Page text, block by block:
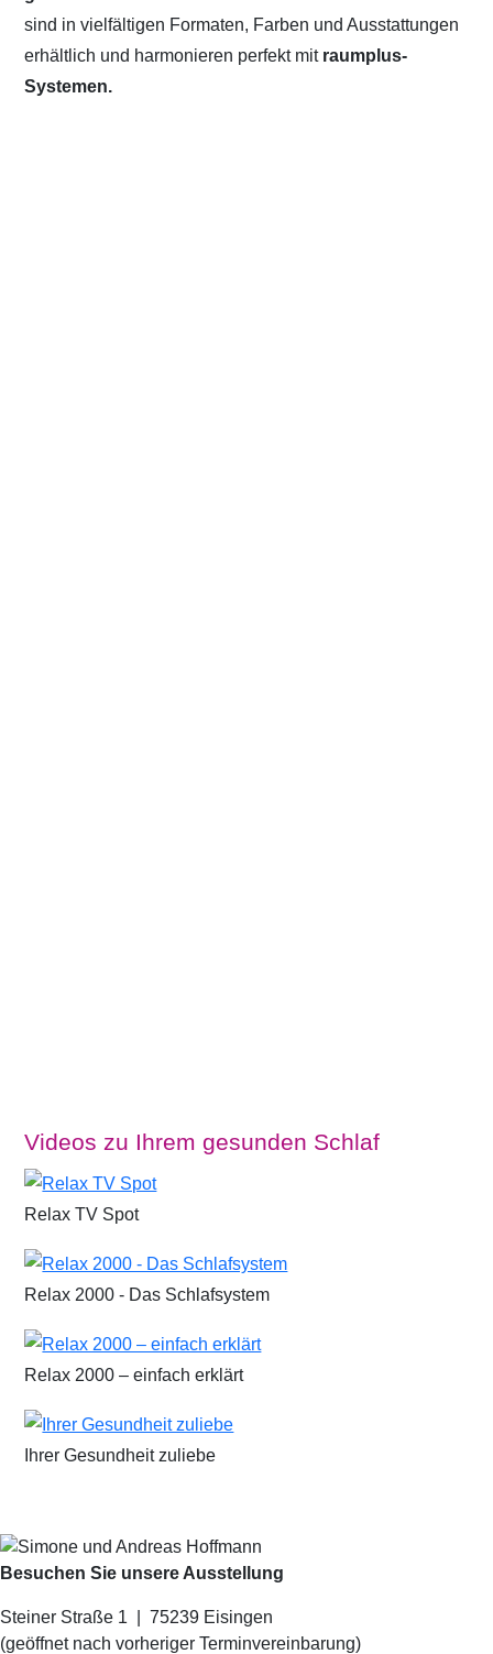
sind in vielfältigen Formaten, Farben und Ausstattungen
erhältlich und harmonieren perfekt mit raumplus-
Systemen.
Videos zu Ihrem gesunden Schlaf
Relax TV Spot
Relax 2000 - Das Schlafsystem
Relax 2000 – einfach erklärt
Ihrer Gesundheit zuliebe
Besuchen Sie unsere Ausstellung
Steiner Straße 1 | 75239 Eisingen
(geöffnet nach vorheriger Terminvereinbarung)